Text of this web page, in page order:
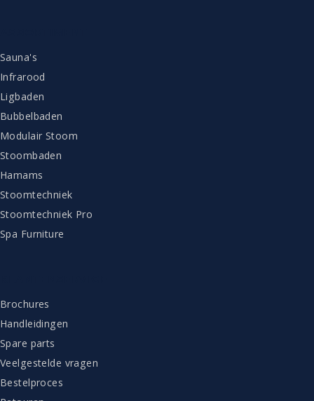
Sauna's
Infrarood
Ligbaden
Bubbelbaden
Modulair Stoom
Stoombaden
Hamams
Stoomtechniek
Stoomtechniek Pro
Spa Furniture
Brochures
Handleidingen
Spare parts
Veelgestelde vragen
Bestelproces